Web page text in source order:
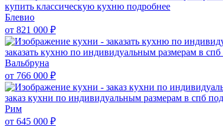
купить классическую кухню подробнее
Блевио
от 821 000 ₽
заказать кухню по индивидуальным размерам в спб
Вальбруна
от 766 000 ₽
заказ кухни по индивидуальным размерам в спб
Рим
от 645 000 ₽